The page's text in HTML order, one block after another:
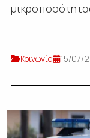
Κοινωνία 15/07/